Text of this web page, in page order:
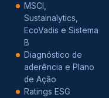
MSCI,
Sustainalytics,
EcoVadis e Sistema
B
Diagnóstico de
aderência e Plano
de Ação
Ratings ESG